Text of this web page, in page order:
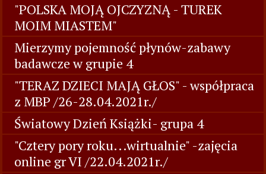
"POLSKA MOJĄ OJCZYZNĄ - TUREK
MOIM MIASTEM"
Mierzymy pojemność płynów-zabawy
badawcze w grupie 4
"TERAZ DZIECI MAJĄ GŁOS" - współpraca
z MBP /26-28.04.2021r./
Światowy Dzień Książki- grupa 4
"Cztery pory roku...wirtualnie" -zajęcia
online gr VI /22.04.2021r./